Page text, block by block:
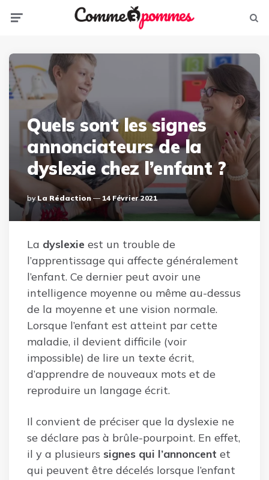
Quels sont les signes
annonciateurs de la
dyslexie chez l’enfant ?
Posted
By
By La Rédaction 14 Février 2021
La dyslexie est un trouble de
l’apprentissage qui affecte généralement
l’enfant. Ce dernier peut avoir une
intelligence moyenne ou même au-dessus
de la moyenne et une vision normale.
Lorsque l’enfant est atteint par cette
maladie, il devient difficile (voir
impossible) de lire un texte écrit,
d’apprendre de nouveaux mots et de
reproduire un langage écrit.
Il convient de préciser que la dyslexie ne
se déclare pas à brûle-pourpoint. En effet,
il y a plusieurs signes qui l’annoncent et
qui peuvent être décelés lorsque l’enfant